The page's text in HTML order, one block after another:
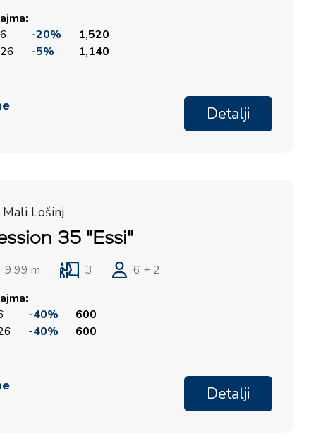
-20%
1,520
-5% 1,140
Detalji
Mali Lošinj
35 "Essi"
9.99 m 3
6 + 2
-40%
600
-40% 600
Detalji